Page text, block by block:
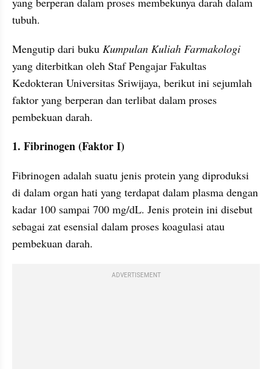
tubuh.
Mengutip dari buku Kumpulan Kuliah Farmakologi
yang diterbitkan oleh Staf Pengajar Fakultas
Kedokteran Universitas Sriwijaya, berikut ini sejumlah
faktor yang berperan dan terlibat dalam proses
pembekuan darah.
1. Fibrinogen (Faktor I)
Fibrinogen adalah suatu jenis protein yang diproduksi
di dalam organ hati yang terdapat dalam plasma dengan
kadar 100 sampai 700 mg/dL. Jenis protein ini disebut
sebagai zat esensial dalam proses koagulasi atau
pembekuan darah.
ADVERTISEMENT